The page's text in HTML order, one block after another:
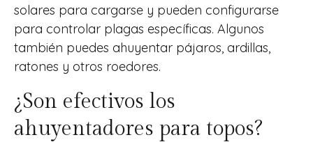
solares para cargarse y pueden configurarse
para controlar plagas específicas. Algunos
también puedes ahuyentar pájaros, ardillas,
ratones y otros roedores.
¿Son efectivos los
ahuyentadores para topos?